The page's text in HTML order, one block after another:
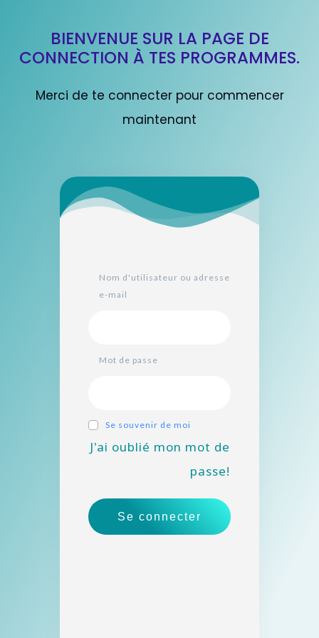
BIENVENUE SUR LA PAGE DE
CONNECTION À TES PROGRAMMES.
Merci de te connecter pour commencer
maintenant
Nom d'utilisateur ou adresse
e-mail
Mot de passe
Se souvenir de moi
J'ai oublié mon mot de
passe!
Se connecter